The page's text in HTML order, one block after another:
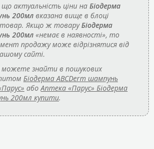
що актуальність ціни на Біодерма
200мл вказана вище в блоці
товар. Якщо ж товаруБіодерма
200мл «немає в наявності», то
продажу може відрізнятися від
сайті.
можете знайти в пошукових
Біодерма АВСDerm шампунь
абоАптека «Парус» Біодерма
200мл купити.